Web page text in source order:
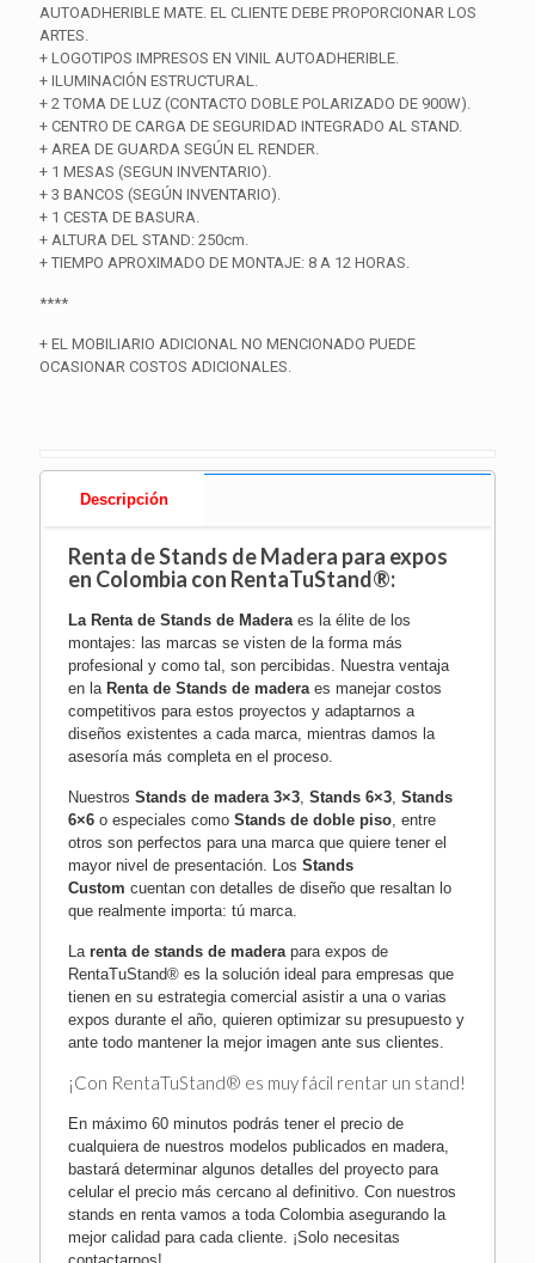
AUTOADHERIBLE MATE. EL CLIENTE DEBE PROPORCIONAR LOS
ARTES.
+ LOGOTIPOS IMPRESOS EN VINIL AUTOADHERIBLE.
+ ILUMINACIÓN ESTRUCTURAL.
+ 2 TOMA DE LUZ (CONTACTO DOBLE POLARIZADO DE 900W).
+ CENTRO DE CARGA DE SEGURIDAD INTEGRADO AL STAND.
+ AREA DE GUARDA SEGÚN EL RENDER.
+ 1 MESAS (SEGUN INVENTARIO).
+ 3 BANCOS (SEGÚN INVENTARIO).
+ 1 CESTA DE BASURA.
+ ALTURA DEL STAND: 250cm.
+ TIEMPO APROXIMADO DE MONTAJE: 8 A 12 HORAS.
****
+ EL MOBILIARIO ADICIONAL NO MENCIONADO PUEDE
OCASIONAR COSTOS ADICIONALES.
Descripción
Renta de Stands de Madera para expos
en Colombia con RentaTuStand®:
La Renta de Stands de Madera es la élite de los
montajes: las marcas se visten de la forma más
profesional y como tal, son percibidas. Nuestra ventaja
en la Renta de Stands de maderaes manejar costos
competitivos para estos proyectos y adaptarnos a
diseños existentes a cada marca, mientras damos la
asesoría más completa en el proceso.
Nuestros Stands de madera 3×3, Stands 6×3, Stands
6×6o especiales como Stands de doble piso, entre
otros son perfectos para una marca que quiere tener el
mayor nivel de presentación. Los Stands
Custom cuentan con detalles de diseño que resaltan lo
que realmente importa: tú marca.
La renta de stands de madera para expos de
RentaTuStand® es la solución ideal para empresas que
tienen en su estrategia comercial asistir a una o varias
expos durante el año, quieren optimizar su presupuesto y
ante todo mantener la mejor imagen ante sus clientes.
¡Con RentaTuStand® es muy fácil rentar un stand!
En máximo 60 minutos podrás tener el precio de
cualquiera de nuestros modelos publicados en madera,
bastará determinar algunos detalles del proyecto para
celular el precio más cercano al definitivo. Con nuestros
stands en renta vamos a toda Colombia asegurando la
mejor calidad para cada cliente. ¡Solo necesitas